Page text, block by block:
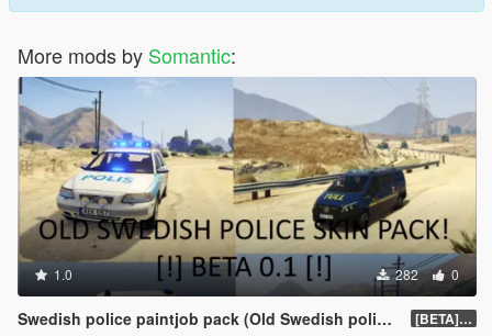
More mods by Somantic:
1.0 282 0
Swedish police paintjob pack (Old Swedish police skin + toll) [BETA] 0.1 [BETA] 0.1